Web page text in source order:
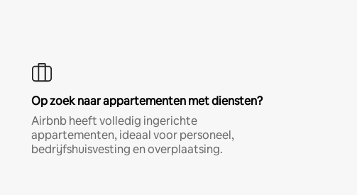
Op zoek naar appartementen met diensten?
Airbnb heeft volledig ingerichte
appartementen, ideaal voor personeel,
bedrijfshuisvesting en overplaatsing.